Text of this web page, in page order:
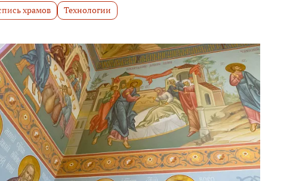
храмов Технологии